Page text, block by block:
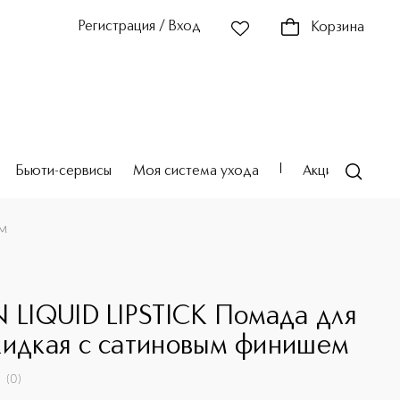
Регистрация / Вход Корзина
Бьюти-сервисы Моя система ухода Акции
LIQUID LIPSTICK Помада для
с сатиновым финишем
(0)